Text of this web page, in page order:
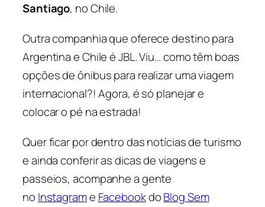
Santiago, no Chile.
Outra companhia que oferece destino para
Argentina e Chile é JBL. Viu… como têm boas
opções de ônibus para realizar uma viagem
internacional?! Agora, é só planejar e
colocar o pé na estrada!
Quer ficar por dentro das notícias de turismo
e ainda conferir as dicas de viagens e
passeios, acompanhe a gente
no Instagrame FacebookdoBlog Sem